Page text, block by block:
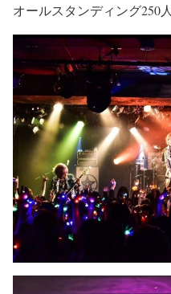
オールスタンディング250人